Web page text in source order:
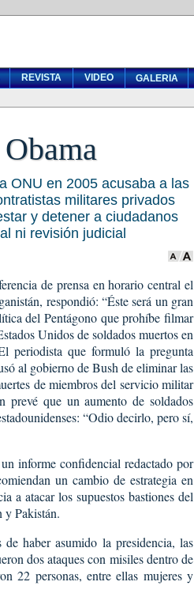
REVISTA VIDEO GALERIA
ONU en 2005 acusaba a las
militares privados
y detener a ciudadanos
ni revisión judicial
de prensa en horario central el
respondió: “Éste será un gran
del Pentágono que prohíbe filmar
Unidos de soldados muertos en
periodista que formuló la pregunta
al gobierno de Bush de eliminar las
de miembros del servicio militar
prevé que un aumento de soldados
“Odio decirlo, pero sí,
informe confidencial redactado por
un cambio de estrategia en
a atacar los supuestos bastiones del
y Pakistán.
haber asumido la presidencia, las
dos ataques con misiles dentro de
22 personas, entre ellas mujeres y